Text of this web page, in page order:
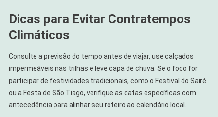
Dicas para Evitar Contratempos
Climáticos
Consulte a previsão do tempo antes de viajar, use calçados
impermeáveis nas trilhas e leve capa de chuva. Se o foco for
participar de festividades tradicionais, como o Festival do Sairé
ou a Festa de São Tiago, verifique as datas específicas com
antecedência para alinhar seu roteiro ao calendário local.